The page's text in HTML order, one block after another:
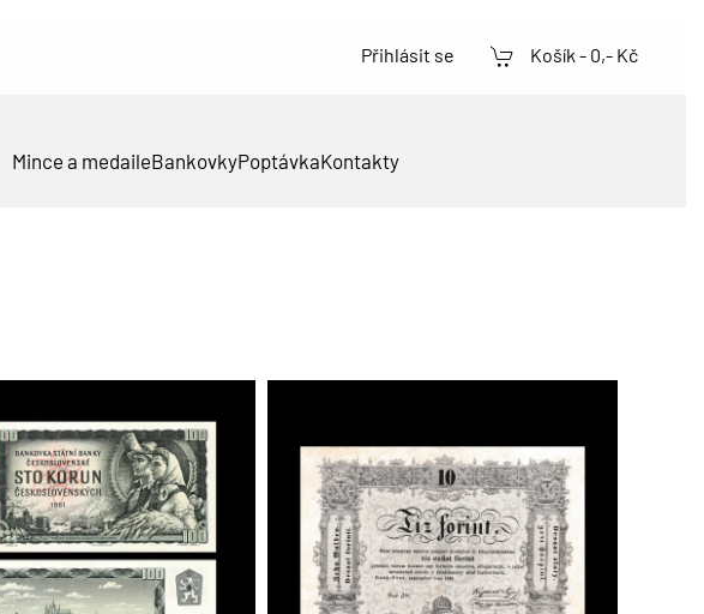
Přihlásit se Košík - 0,- Kč
Mince a medaileBankovkyPoptávkaKontakty